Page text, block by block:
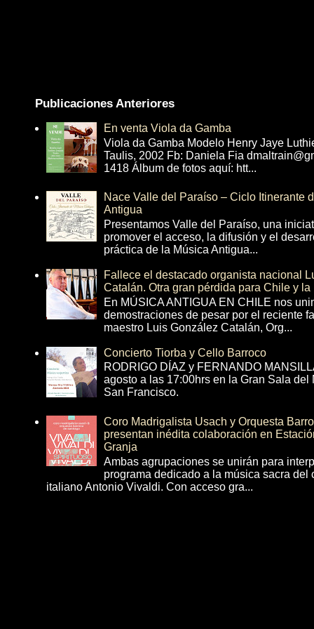
Publicaciones Anteriores
En venta Viola da Gamba
Viola da Gamba Modelo Henry Jaye
Taulis, 2002 Fb: Daniela Fia
1418 Álbum de fotos aquí: htt...
Nace Valle del Paraíso – Ciclo Itinerante
Antigua
Presentamos Valle del Paraíso, una
promover el acceso, la difusión y el
práctica de la Música Antigua...
Fallece el destacado organista nacional
Catalán. Otra gran pérdida para Chile y la
En MÚSICA ANTIGUA EN CHILE nos
demostraciones de pesar por el reciente
maestro Luis González Catalán, Org...
Concierto Tiorba y Cello Barroco
RODRIGO DÍAZ y FERNANDO
agosto a las 17:00hrs en la Gran Sala
San Francisco.
Coro Madrigalista Usach y Orquesta
presentan inédita colaboración en
Granja
Ambas agrupaciones se unirán para
programa dedicado a la música sacra del
italiano Antonio Vivaldi. Con acceso gra...